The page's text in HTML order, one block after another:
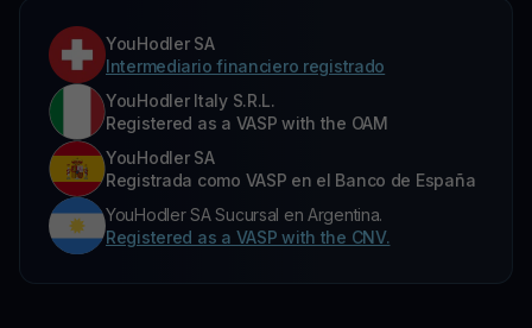
YouHodler SA
Intermediario financiero registrado
YouHodler Italy S.R.L.
Registered as a VASP with the OAM
YouHodler SA
Registrada como VASP en el Banco de España
YouHodler SA Sucursal en Argentina.
Registered as a VASP with the CNV.